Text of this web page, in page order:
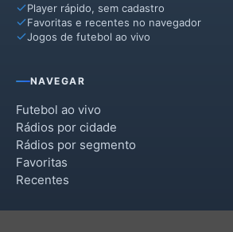
Player rápido, sem cadastro
Favoritas e recentes no navegador
Jogos de futebol ao vivo
NAVEGAR
Futebol ao vivo
Rádios por cidade
Rádios por segmento
Favoritas
Recentes